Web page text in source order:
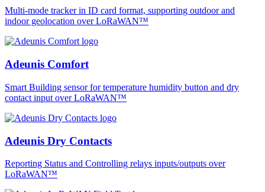
Multi-mode tracker in ID card format, supporting outdoor and
indoor geolocation over LoRaWAN™
Adeunis Comfort
Smart Building sensor for temperature humidity button and dry
contact input over LoRaWAN™
Adeunis Dry Contacts
Reporting Status and Controlling relays inputs/outputs over
LoRaWAN™